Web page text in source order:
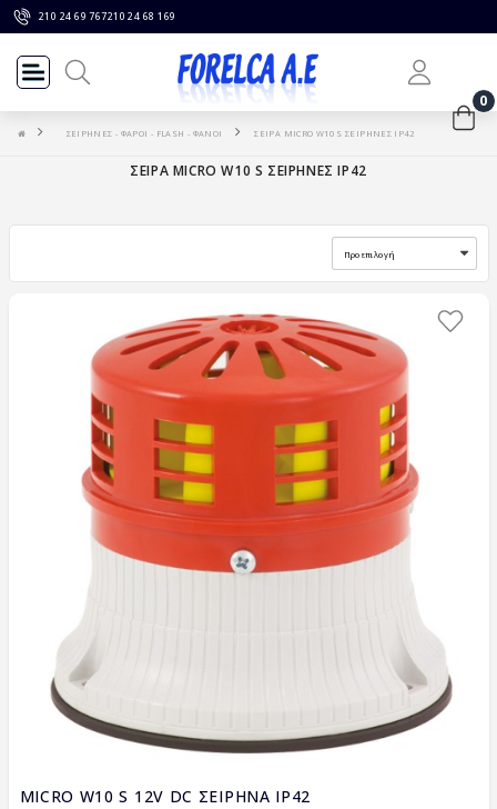
210 24 69 767210 24 68 169
0
ΣΕΙΡΗΝΕΣ - ΦΑΡΟΙ - FLASH - ΦΑΝΟΙ ΣΕΙΡΑ MICRO W10 S ΣΕΙΡΗΝΕΣ IP42
ΣΕΙΡΑ MICRO W10 S ΣΕΙΡΗΝΕΣ IP42
MICRO W10 S 12V DC ΣΕΙΡΗΝΑ IP42